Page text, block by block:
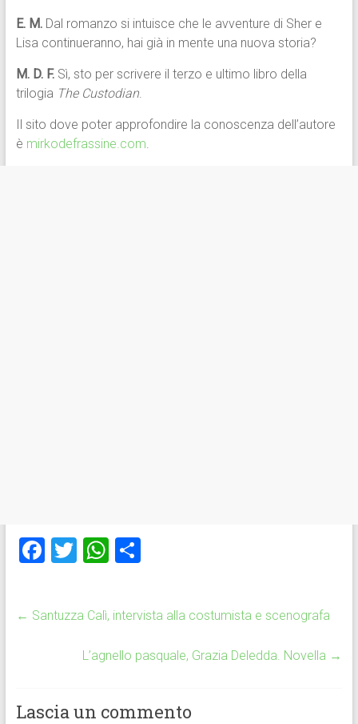
E. M.Dal romanzo si intuisce che le avventure di Sher e
Lisa continueranno, hai già in mente una nuova storia?
M. D. F.Sì, sto per scrivere il terzo e ultimo libro della
trilogia The Custodian.
Il sito dove poter approfondire la conoscenza dell’autore
è mirkodefrassine.com
F
b
T
er
W
s
A
p
C
di
vi
← Santuzza Calì, intervista alla costumista e scenografa
L’agnello pasquale, Grazia Deledda. Novella →
Lascia un commento